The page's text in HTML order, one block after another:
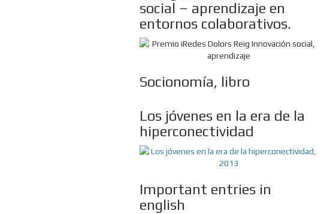
social – aprendizaje en
entornos colaborativos.
Socionomía, libro
Los jóvenes en la era de la
hiperconectividad
Important entries in
english